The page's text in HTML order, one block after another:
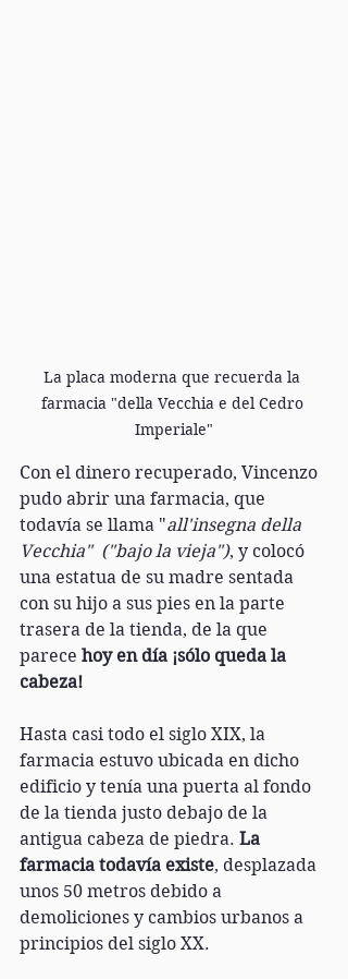
La placa moderna que recuerda la
farmacia "della Vecchia e del Cedro
Imperiale"
Con el dinero recuperado, Vincenzo
pudo abrir una farmacia, que
todavía se llama "all'insegna della
Vecchia"  ("bajo la vieja"), y colocó
una estatua de su madre sentada
con su hijo a sus pies en la parte
trasera de la tienda, de la que
parece hoy en día ¡sólo queda la
cabeza!
Hasta casi todo el siglo XIX, la
farmacia estuvo ubicada en dicho
edificio y tenía una puerta al fondo
de la tienda justo debajo de la
antigua cabeza de piedra. La
farmacia todavía existe, desplazada
unos 50 metros debido a
demoliciones y cambios urbanos a
principios del siglo XX.